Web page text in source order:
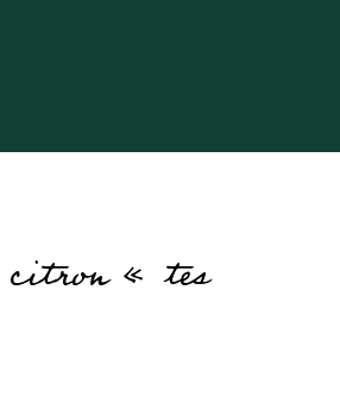
« tes